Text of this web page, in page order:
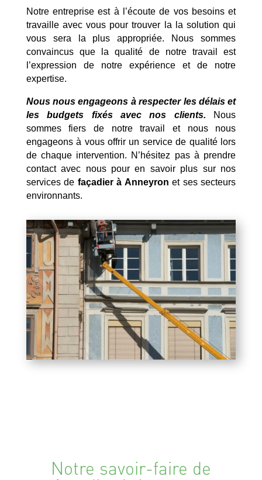
Notre entreprise est à l’écoute de vos besoins et
travaille avec vous pour trouver la la solution qui
vous sera la plus appropriée. Nous sommes
convaincus que la qualité de notre travail est
l’expression de notre expérience et de notre
expertise.
Nous nous engageons à respecter les délais et
les budgets fixés avec nos clients. Nous
sommes fiers de notre travail et nous nous
engageons à vous offrir un service de qualité lors
de chaque intervention. N’hésitez pas à prendre
contact avec nous pour en savoir plus sur nos
services de façadier à Anneyron et ses secteurs
environnants.
Notre savoir-faire de